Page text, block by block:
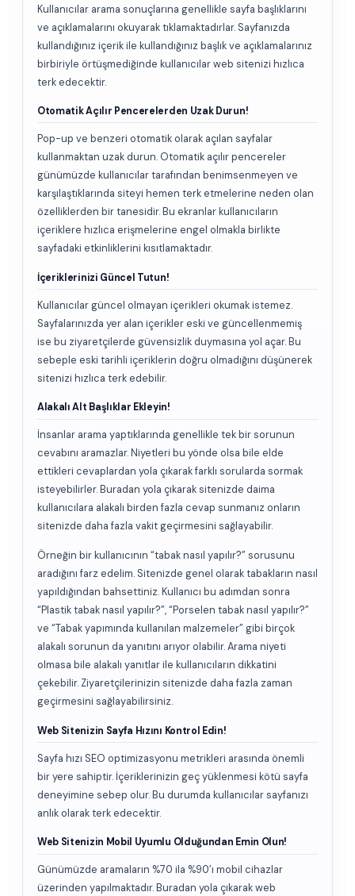
Kullanıcılar arama sonuçlarına genellikle sayfa başlıklarını
ve açıklamalarını okuyarak tıklamaktadırlar. Sayfanızda
kullandığınız içerik ile kullandığınız başlık ve açıklamalarınız
birbiriyle örtüşmediğinde kullanıcılar web sitenizi hızlıca
terk edecektir.
Otomatik Açılır Pencerelerden Uzak Durun!
Pop-up ve benzeri otomatik olarak açılan sayfalar
kullanmaktan uzak durun. Otomatik açılır pencereler
günümüzde kullanıcılar tarafından benimsenmeyen ve
karşılaştıklarında siteyi hemen terk etmelerine neden olan
özelliklerden bir tanesidir. Bu ekranlar kullanıcıların
içeriklere hızlıca erişmelerine engel olmakla birlikte
sayfadaki etkinliklerini kısıtlamaktadır.
İçeriklerinizi Güncel Tutun!
Kullanıcılar güncel olmayan içerikleri okumak istemez.
Sayfalarınızda yer alan içerikler eski ve güncellenmemiş
ise bu ziyaretçilerde güvensizlik duymasına yol açar. Bu
sebeple eski tarihli içeriklerin doğru olmadığını düşünerek
sitenizi hızlıca terk edebilir.
Alakalı Alt Başlıklar Ekleyin!
İnsanlar arama yaptıklarında genellikle tek bir sorunun
cevabını aramazlar. Niyetleri bu yönde olsa bile elde
ettikleri cevaplardan yola çıkarak farklı sorularda sormak
isteyebilirler. Buradan yola çıkarak sitenizde daima
kullanıcılara alakalı birden fazla cevap sunmanız onların
sitenizde daha fazla vakit geçirmesini sağlayabilir.
Örneğin bir kullanıcının “tabak nasıl yapılır?” sorusunu
aradığını farz edelim. Sitenizde genel olarak tabakların nasıl
yapıldığından bahsettiniz. Kullanıcı bu adımdan sonra
“Plastik tabak nasıl yapılır?”, “Porselen tabak nasıl yapılır?”
ve “Tabak yapımında kullanılan malzemeler” gibi birçok
alakalı sorunun da yanıtını arıyor olabilir. Arama niyeti
olmasa bile alakalı yanıtlar ile kullanıcıların dikkatini
çekebilir. Ziyaretçilerinizin sitenizde daha fazla zaman
geçirmesini sağlayabilirsiniz.
Web Sitenizin Sayfa Hızını Kontrol Edin!
Sayfa hızı SEO optimizasyonu metrikleri arasında önemli
bir yere sahiptir. İçeriklerinizin geç yüklenmesi kötü sayfa
deneyimine sebep olur. Bu durumda kullanıcılar sayfanızı
anlık olarak terk edecektir.
Web Sitenizin Mobil Uyumlu Olduğundan Emin Olun!
Günümüzde aramaların %70 ila %90’ı mobil cihazlar
üzerinden yapılmaktadır. Buradan yola çıkarak web